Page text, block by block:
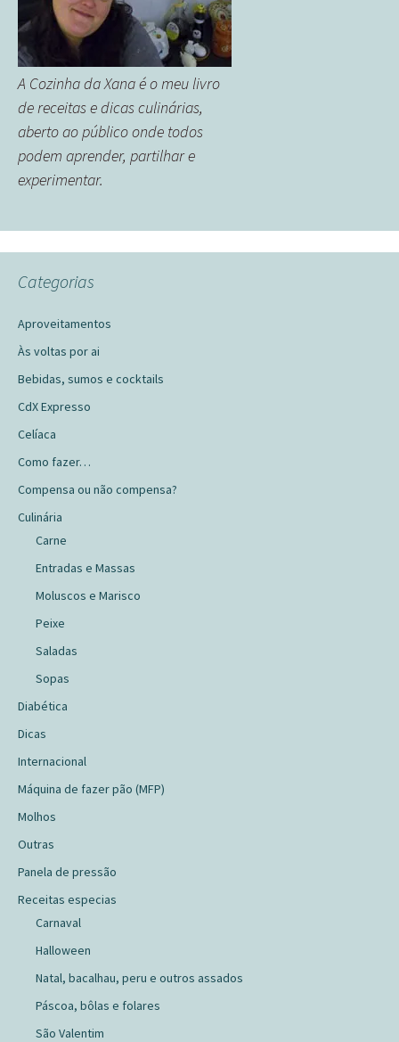
A Cozinha da Xana é o meu livro
de receitas e dicas culinárias,
aberto ao público onde todos
podem aprender, partilhar e
experimentar.
Categorias
Aproveitamentos
Às voltas por ai
Bebidas, sumos e cocktails
CdX Expresso
Celíaca
Como fazer…
Compensa ou não compensa?
Culinária
Carne
Entradas e Massas
Moluscos e Marisco
Peixe
Saladas
Sopas
Diabética
Dicas
Internacional
Máquina de fazer pão (MFP)
Molhos
Outras
Panela de pressão
Receitas especias
Carnaval
Halloween
Natal, bacalhau, peru e outros assados
Páscoa, bôlas e folares
São Valentim